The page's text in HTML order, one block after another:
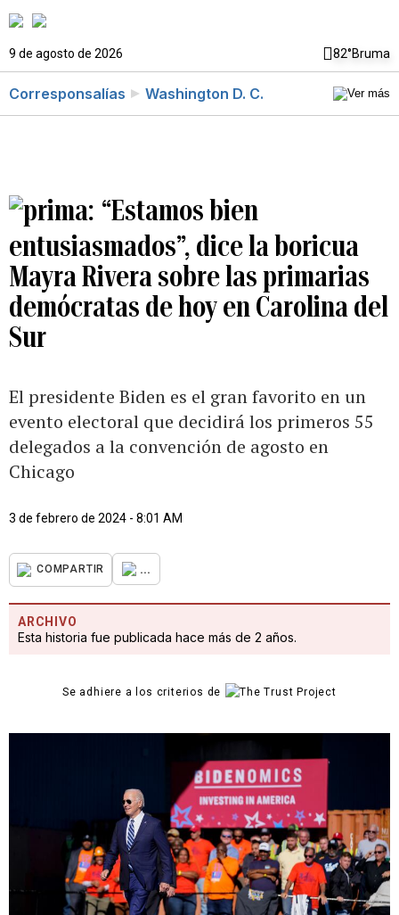
9 de agosto de 2026 82°Bruma
Corresponsalías Washington D. C.
“Estamos bien
entusiasmados”, dice la boricua
Mayra Rivera sobre las primarias
demócratas de hoy en Carolina del
Sur
El presidente Biden es el gran favorito en un
evento electoral que decidirá los primeros 55
delegados a la convención de agosto en
Chicago
3 de febrero de 2024 - 8:01 AM
COMPARTIR ...
ARCHIVO
Esta historia fue publicada hace más de 2 años.
Se adhiere a los criterios de